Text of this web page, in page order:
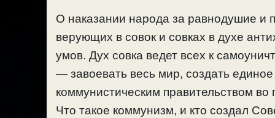
О наказании народа за равнодушие и
верующих в совок и совках в духе
умов. Дух совка ведет всех к
— завоевать весь мир, создать
коммунистическим правительством
Что такое коммунизм, и кто создал